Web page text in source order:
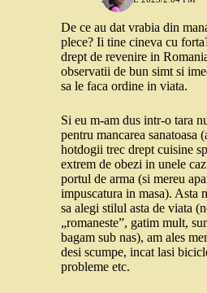
De ce au dat vrabia din
plece? Ii tine cineva cu
drept de revenire in
observatii de bun simt si
sa le faca ordine in viata.
Si eu m-am dus intr-o tara
pentru mancarea sanatoasa
hotdogii trec drept cuisine
extrem de obezi in unele
portul de arma (si mereu
impuscatura in masa). Asta
sa alegi stilul asta de viata
„romaneste”, gatim mult,
bagam sub nas), am ales
desi scumpe, incat lasi
probleme etc.